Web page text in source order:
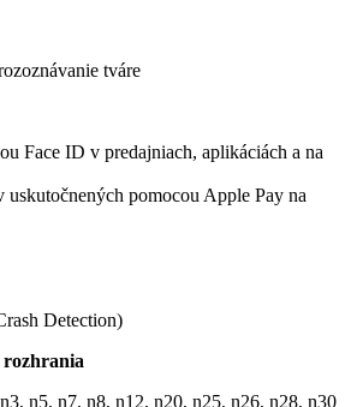
tváre
Face ID v predajniach, aplikáciách a na
pomocou Apple Pay na
Detection)
rozhrania
n5, n7, n8, n12, n20, n25, n26, n28, n30